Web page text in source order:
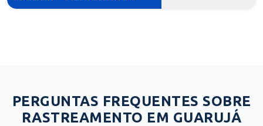
PERGUNTAS FREQUENTES SOBRE
RASTREAMENTO EM GUARUJÁ